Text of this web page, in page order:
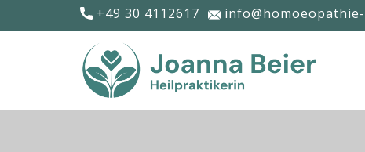
​+49 30 4112617